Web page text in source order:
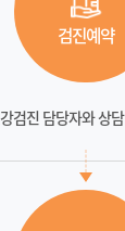
검진예약
검진 담당자와 상